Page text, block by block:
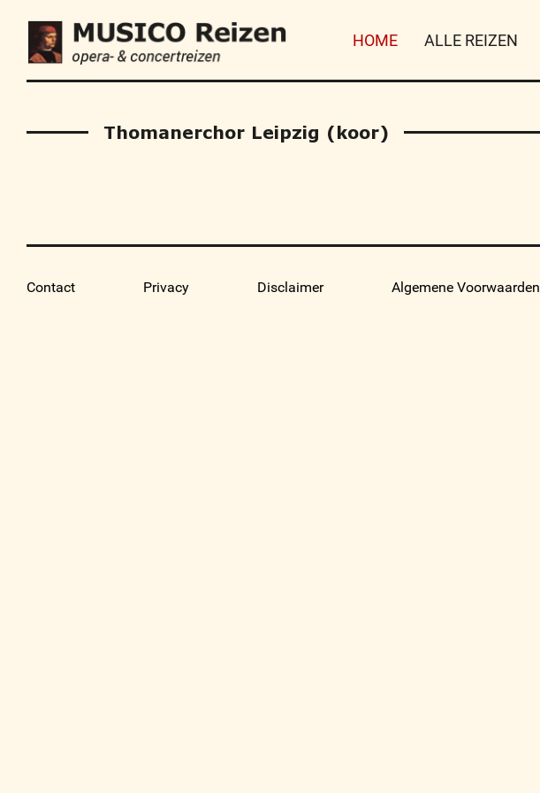
HOME ALLE REIZEN
Thomanerchor Leipzig (koor)
Contact Privacy Disclaimer Algemene Voorwaarden